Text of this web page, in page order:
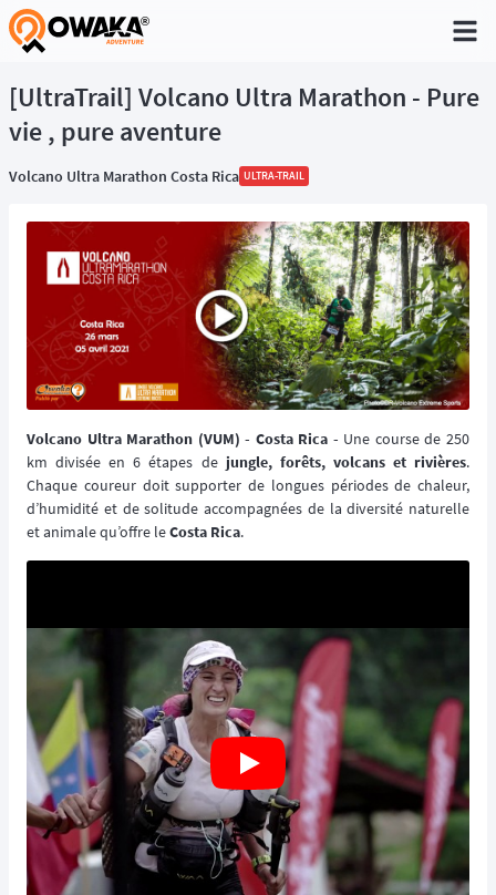
®
[UltraTrail] Volcano Ultra Marathon - Pure
vie , pure aventure
Volcano Ultra Marathon Costa Rica ULTRA-TRAIL
Volcano Ultra Marathon (VUM) - Costa Rica - Une course de 250
km divisée en 6 étapes de jungle, forêts, volcans et rivières.
Chaque coureur doit supporter de longues périodes de chaleur,
d’humidité et de solitude accompagnées de la diversité naturelle
et animale qu’offre leCosta Rica.